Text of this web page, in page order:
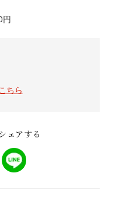
円
ちら
ェアする